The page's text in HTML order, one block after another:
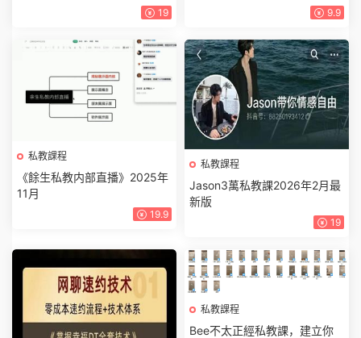
19 9.9
私教課程
《餘生私教内部直播》2025年
11月
19.9
私教課程
Jason3萬私教課2026年2月最
新版
19
私教課程
Bee不太正經私教課，建立你